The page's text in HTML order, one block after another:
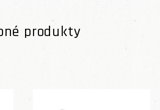
produkty